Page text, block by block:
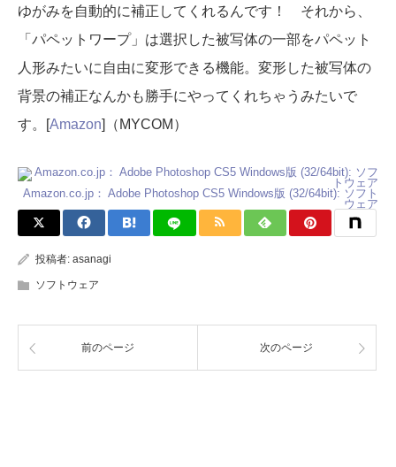
ゆがみを自動的に補正してくれるんです！ それから、
「パペットワープ」は選択した被写体の一部をパペット
人形みたいに自由に変形できる機能。変形した被写体の
背景の補正なんかも勝手にやってくれちゃうみたいで
す。[Amazon]（MYCOM）
Amazon.co.jp： Adobe Photoshop CS5 Windows版 (32/64bit): ソフト
ウェア
投稿者: asanagi
ソフトウェア
前のページ 次のページ